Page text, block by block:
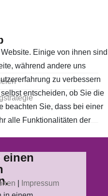
einen
Einige von ihnen sind
während andere uns
zu verbessern
entscheiden, ob Sie die
beachten Sie, dass bei einer
alle Funktionalitäten der
Impressum